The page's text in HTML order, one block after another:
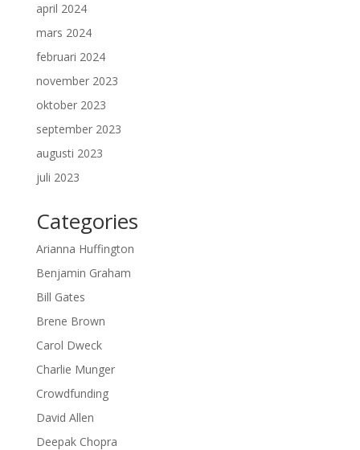
april 2024
mars 2024
februari 2024
november 2023
oktober 2023
september 2023
augusti 2023
juli 2023
Categories
Arianna Huffington
Benjamin Graham
Bill Gates
Brene Brown
Carol Dweck
Charlie Munger
Crowdfunding
David Allen
Deepak Chopra